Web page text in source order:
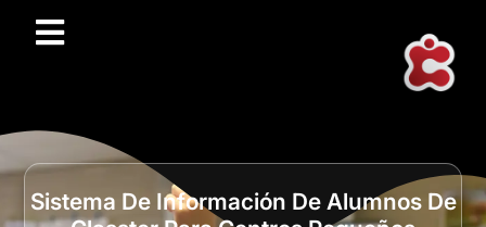
Sistema De Información De Alumnos De